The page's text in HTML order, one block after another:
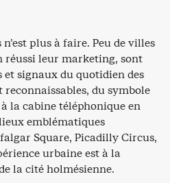
plus à faire. Peu de villes
réussi leur marketing, sont
et signaux du quotidien des
du symbole
la cabine téléphonique en
emblématiques
Square, Picadilly Circus,
urbaine est à la
la cité holmésienne.